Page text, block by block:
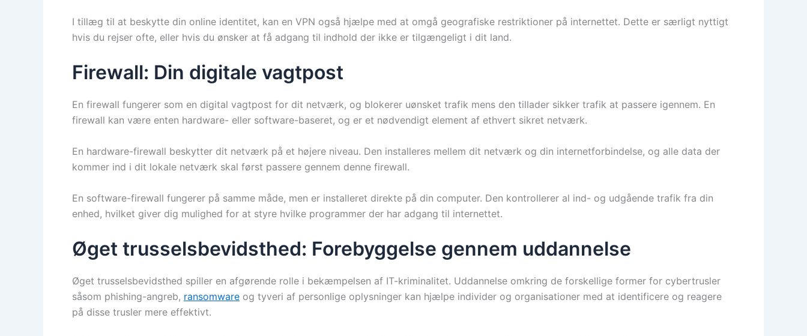
I tillæg til at beskytte din online identitet, kan en VPN også hjælpe med at omgå geografiske restriktioner på internettet. Dette er særligt nyttigt
hvis du rejser ofte, eller hvis du ønsker at få adgang til indhold der ikke er tilgængeligt i dit land.
Firewall: Din digitale vagtpost
En firewall fungerer som en digital vagtpost for dit netværk, og blokerer uønsket trafik mens den tillader sikker trafik at passere igennem. En
firewall kan være enten hardware- eller software-baseret, og er et nødvendigt element af ethvert sikret netværk.
En hardware-firewall beskytter dit netværk på et højere niveau. Den installeres mellem dit netværk og din internetforbindelse, og alle data der
kommer ind i dit lokale netværk skal først passere gennem denne firewall.
En software-firewall fungerer på samme måde, men er installeret direkte på din computer. Den kontrollerer al ind- og udgående trafik fra din
enhed, hvilket giver dig mulighed for at styre hvilke programmer der har adgang til internettet.
Øget trusselsbevidsthed: Forebyggelse gennem uddannelse
Øget trusselsbevidsthed spiller en afgørende rolle i bekæmpelsen af IT-kriminalitet. Uddannelse omkring de forskellige former for cybertrusler
såsom phishing-angreb, ransomware og tyveri af personlige oplysninger kan hjælpe individer og organisationer med at identificere og reagere
på disse trusler mere effektivt.